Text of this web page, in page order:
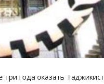
года оказать